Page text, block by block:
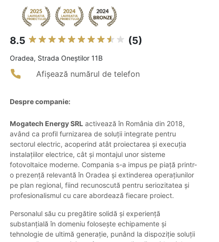
8.5 (5)
Oradea, Strada Oneștilor 11B
Afișează numărul de telefon
Despre companie:
Mogatech Energy SRL activează în România din 2018,
având ca profil furnizarea de soluții integrate pentru
sectorul electric, acoperind atât proiectarea și execuția
instalațiilor electrice, cât și montajul unor sisteme
fotovoltaice moderne. Compania s-a impus pe piață printr-
o prezență relevantă în Oradea și extinderea operațiunilor
pe plan regional, fiind recunoscută pentru seriozitatea și
profesionalismul cu care abordează fiecare proiect.
Personalul său cu pregătire solidă și experiență
substanțială în domeniu folosește echipamente și
tehnologie de ultimă generație, punând la dispoziție soluții